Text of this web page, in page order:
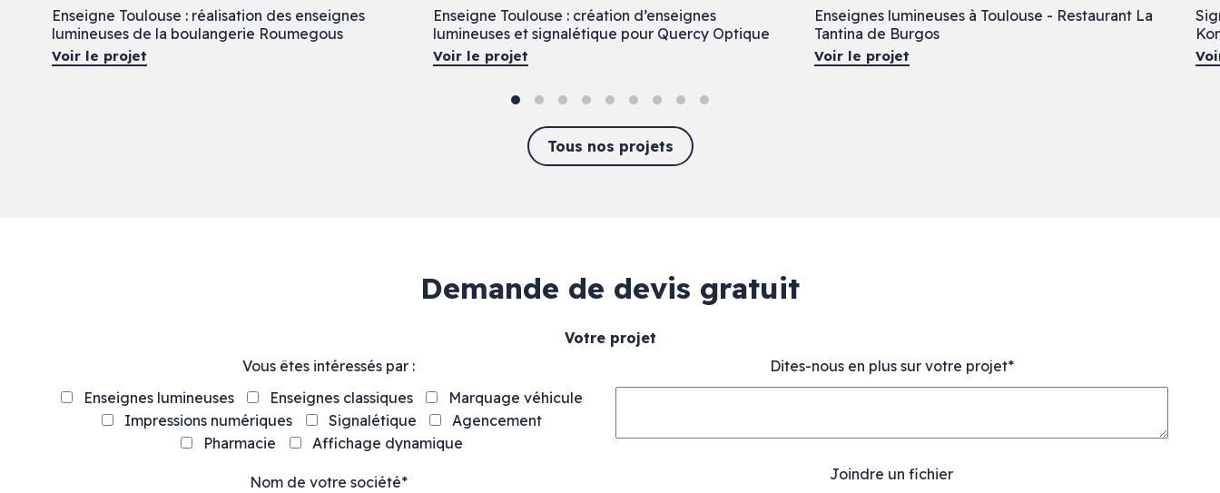
Enseigne Toulouse : réalisation des enseignes
lumineuses de la boulangerie Roumegous
Voir le projet
Enseigne Toulouse : création d’enseignes
lumineuses et signalétique pour Quercy Optique
Voir le projet
Enseignes lumineuses à Toulouse - Restaurant La
Tantina de Burgos
Voir le projet
Tous nos projets
Demande de devis gratuit
Votre projet
Vous êtes intéressés par :
Enseignes lumineuses
Enseignes classiques
Marquage véhicule
Impressions numériques
Signalétique
Agencement
Pharmacie
Affichage dynamique
Nom de votre société*
Dites-nous en plus sur votre projet*
Joindre un fichier